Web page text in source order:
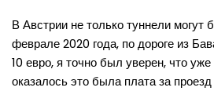
В Австрии не только туннели могут
феврале 2020 года, по дороге из
10 евро, я точно был уверен, что
оказалось это была плата за